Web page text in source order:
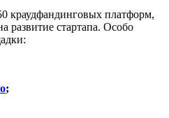
краудфандинговых платформ,
развитие стартапа. Особо
;